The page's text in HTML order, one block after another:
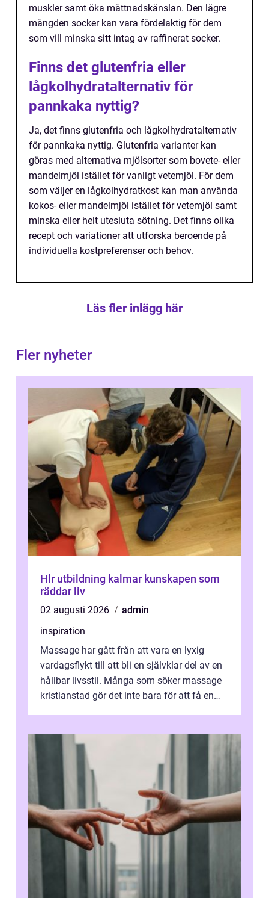
muskler samt öka mättnadskänslan. Den lägre
mängden socker kan vara fördelaktig för dem
som vill minska sitt intag av raffinerat socker.
Finns det glutenfria eller
lågkolhydratalternativ för
pannkaka nyttig?
Ja, det finns glutenfria och lågkolhydratalternativ
för pannkaka nyttig. Glutenfria varianter kan
göras med alternativa mjölsorter som bovete- eller
mandelmjöl istället för vanligt vetemjöl. För dem
som väljer en lågkolhydratkost kan man använda
kokos- eller mandelmjöl istället för vetemjöl samt
minska eller helt utesluta sötning. Det finns olika
recept och variationer att utforska beroende på
individuella kostpreferenser och behov.
Läs fler inlägg här
Fler nyheter
Hlr utbildning kalmar kunskapen som
räddar liv
02 augusti 2026
admin
inspiration
Massage har gått från att vara en lyxig
vardagsflykt till att bli en självklar del av en
hållbar livsstil. Många som söker massage
kristianstad gör det inte bara för att få en